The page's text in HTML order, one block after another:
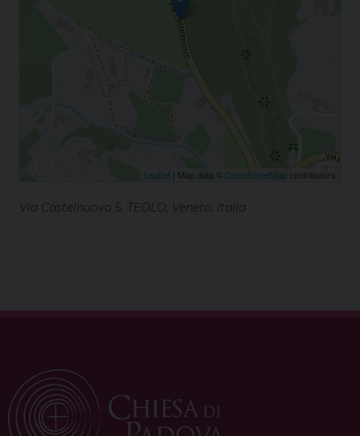
Leaflet | Map data © OpenStreetMap contributors
Via Castelnuovo 5, TEOLO, Veneto, Italia